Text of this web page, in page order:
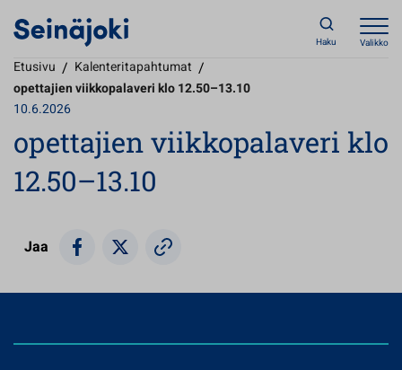
Haku Valikko
Etusivu / Kalenteritapahtumat /
opettajien viikkopalaveri klo 12.50–13.10
10.6.2026
opettajien viikkopalaveri klo
12.50–13.10
Jaa